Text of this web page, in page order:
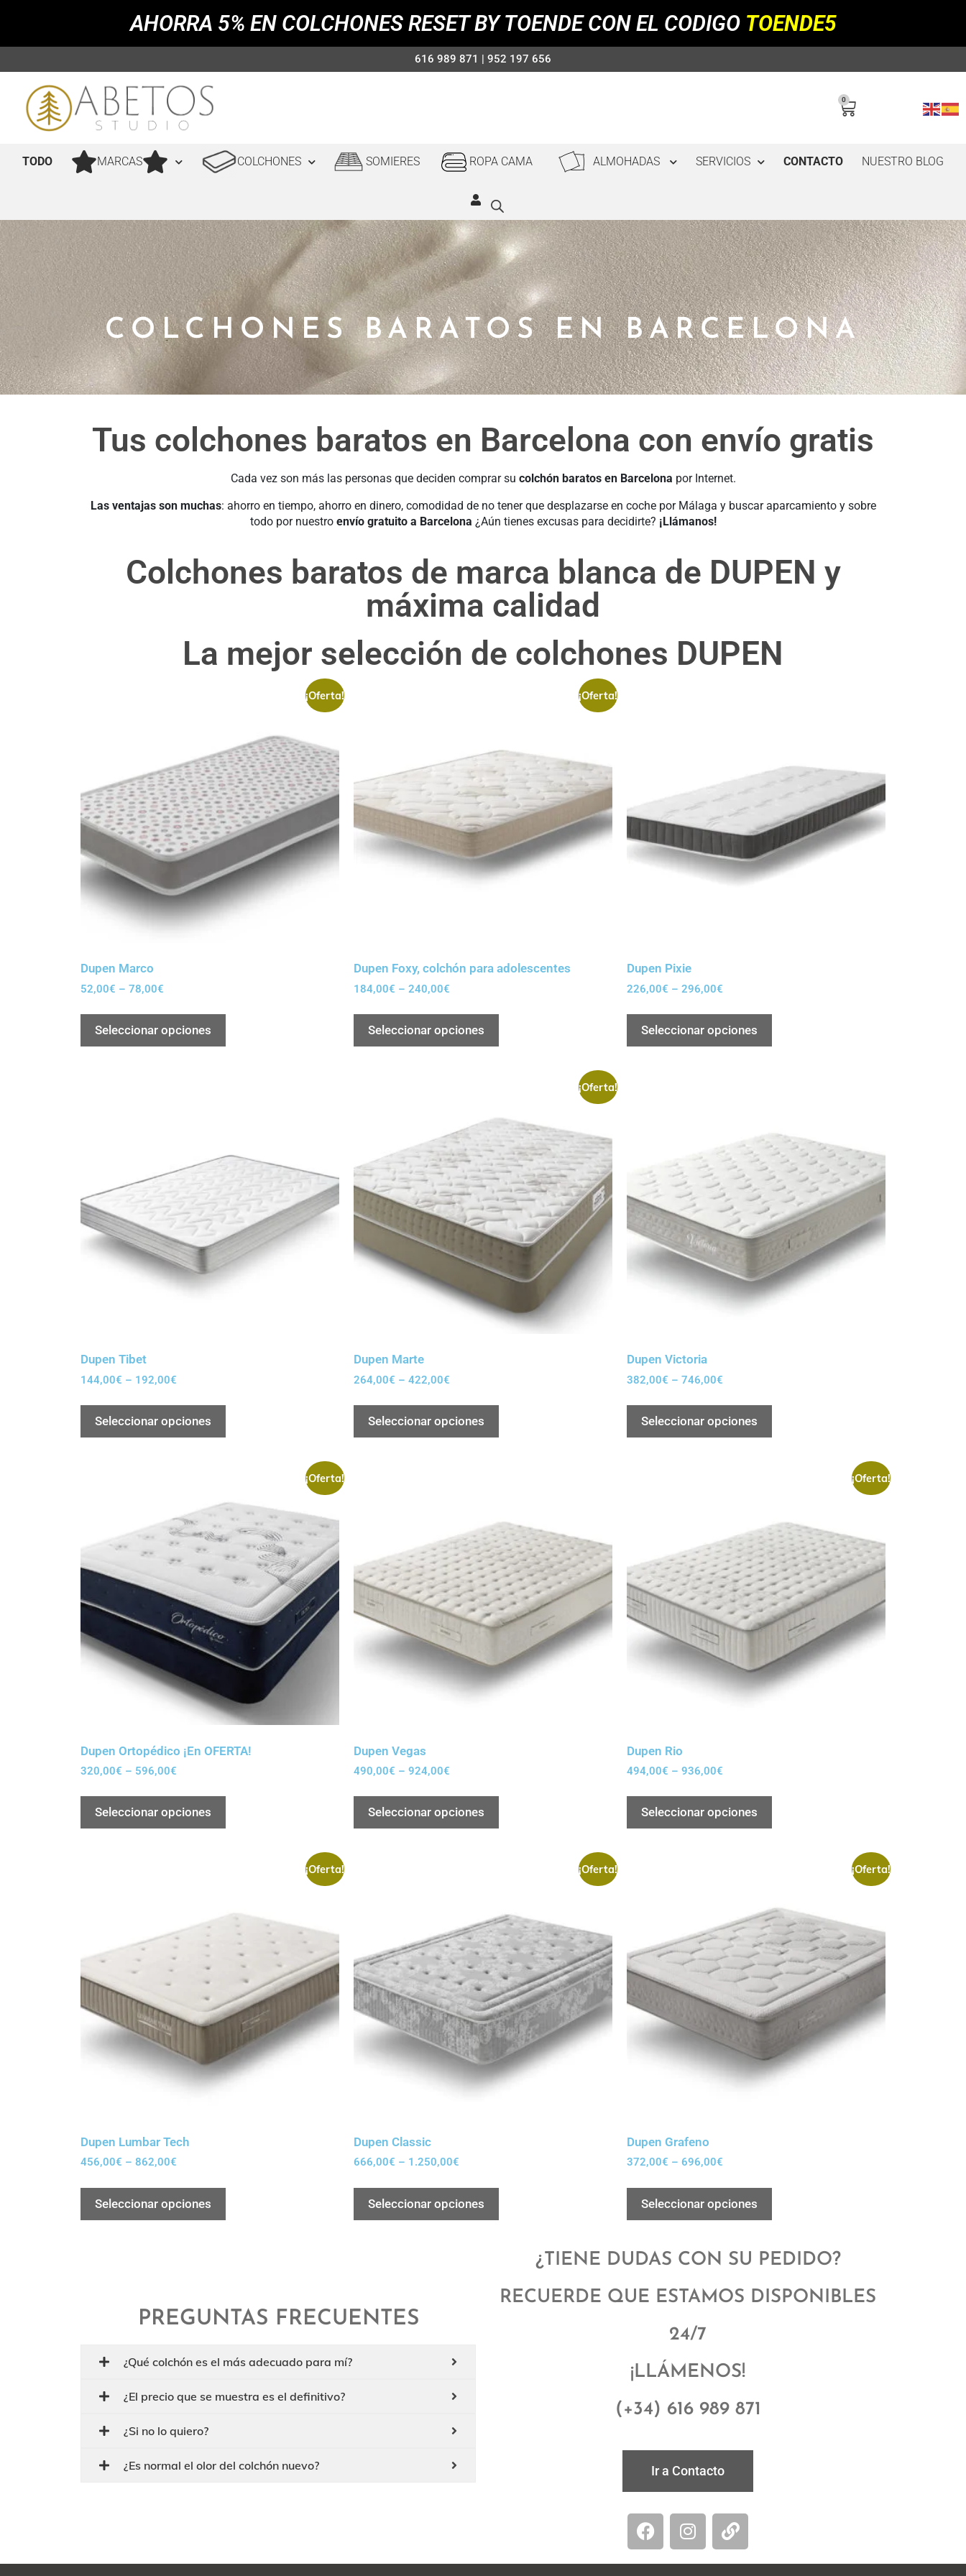
AHORRA 5% EN COLCHONES RESET BY TOENDE CON EL CODIGO TOENDE5
616 989 871 | 952 197 656
0
TODO MARCAS COLCHONES SOMIERES ROPA CAMA ALMOHADAS SERVICIOS CONTACTO NUESTRO BLOG
COLCHONES BARATOS EN BARCELONA
Tus colchones baratos en Barcelona con envío gratis
Cada vez son más las personas que deciden comprar su colchón baratos en Barcelona por Internet.
Las ventajas son muchas: ahorro en tiempo, ahorro en dinero, comodidad de no tener que desplazarse en coche por Málaga y buscar aparcamiento y sobre
todo por nuestro envío gratuito a Barcelona ¿Aún tienes excusas para decidirte? ¡Llámanos!
Colchones baratos de marca blanca de DUPEN y
máxima calidad
La mejor selección de colchones DUPEN
¡Oferta!
Dupen Marco
52,00€ – 78,00€
Seleccionar opciones
¡Oferta!
Dupen Foxy, colchón para adolescentes
184,00€ – 240,00€
Seleccionar opciones
Dupen Pixie
226,00€ – 296,00€
Seleccionar opciones
Dupen Tibet
144,00€ – 192,00€
Seleccionar opciones
¡Oferta!
Dupen Marte
264,00€ – 422,00€
Seleccionar opciones
Dupen Victoria
382,00€ – 746,00€
Seleccionar opciones
¡Oferta!
Dupen Ortopédico ¡En OFERTA!
320,00€ – 596,00€
Seleccionar opciones
Dupen Vegas
490,00€ – 924,00€
Seleccionar opciones
¡Oferta!
Dupen Rio
494,00€ – 936,00€
Seleccionar opciones
¡Oferta!
Dupen Lumbar Tech
456,00€ – 862,00€
Seleccionar opciones
¡Oferta!
Dupen Classic
666,00€ – 1.250,00€
Seleccionar opciones
¡Oferta!
Dupen Grafeno
372,00€ – 696,00€
Seleccionar opciones
PREGUNTAS FRECUENTES
¿Qué colchón es el más adecuado para mí?
¿El precio que se muestra es el definitivo?
¿Si no lo quiero?
¿Es normal el olor del colchón nuevo?
¿TIENE DUDAS CON SU PEDIDO?
RECUERDE QUE ESTAMOS DISPONIBLES
24/7
¡LLÁMENOS!
(+34) 616 989 871
Ir a Contacto